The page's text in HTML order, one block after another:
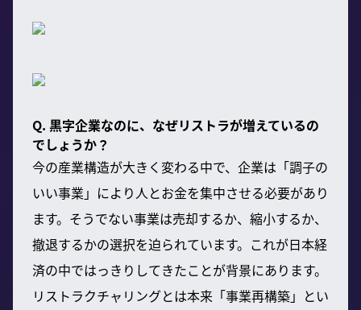
Q. 黒字企業なのに、なぜリストラが増えているの
でしょうか？
今の産業構造が大きく変わる中で、企業は「調子の
いい事業」により人とお金を集中させる必要があり
ます。そうでない事業は売却するか、縮小するか、
撤退するかの選択を迫られています。これが日本経
済の中ではっきりしてきたことが背景にあります。
リストラクチャリングとは本来「事業再構築」とい